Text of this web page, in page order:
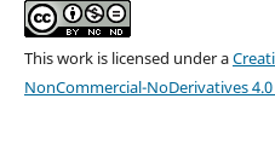
This work is licensed under a
NonCommercial-NoDerivatives